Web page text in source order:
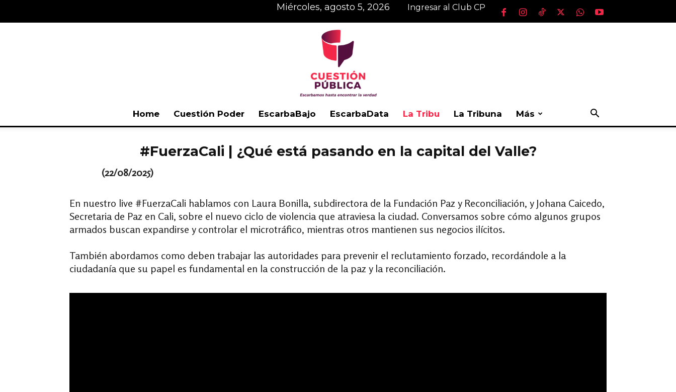
miércoles, agosto 5, 2026 Ingresar al Club CP
Pública
Home Cuestión Poder EscarbaBajo EscarbaData La Tribu La Tribuna Más
#FuerzaCali | ¿Qué está pasando en la capital del Valle?
(22/08/2025)
En nuestro live #FuerzaCali hablamos con Laura Bonilla, subdirectora de la Fundación Paz y Reconciliación, y Johana Caicedo,
Secretaria de Paz en Cali, sobre el nuevo ciclo de violencia que atraviesa la ciudad. Conversamos sobre cómo algunos grupos
armados buscan expandirse y controlar el microtráfico, mientras otros mantienen sus negocios ilícitos.
También abordamos como deben trabajar las autoridades para prevenir el reclutamiento forzado, recordándole a la
ciudadanía que su papel es fundamental en la construcción de la paz y la reconciliación.